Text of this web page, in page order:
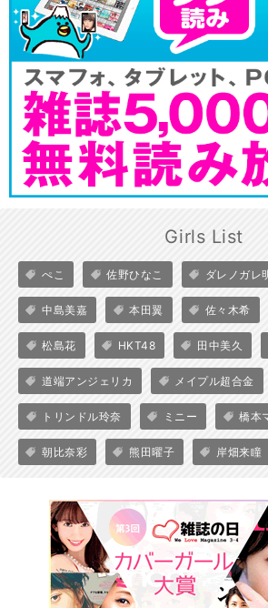
Girls List
ぺこ 佐野ひなこ ダレノガレ
中島美嘉 本田翼 佐々木希
松島花 HKT48 田中美久
道端アンジェリカ メイプル超合金
トリンドル玲奈 ミニー 橋本
朝比奈彩 熊田曜子 岸畑来瞳